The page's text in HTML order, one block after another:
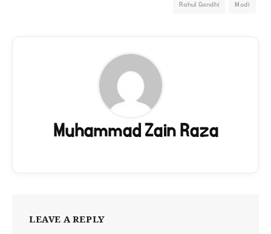
Modi
Rahul Gandhi
Muhammad Zain Raza
LEAVE A REPLY